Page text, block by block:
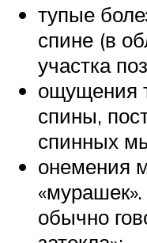
тупые
спине (в
участка
ощущения
спины,
спинных
онемения
обычно